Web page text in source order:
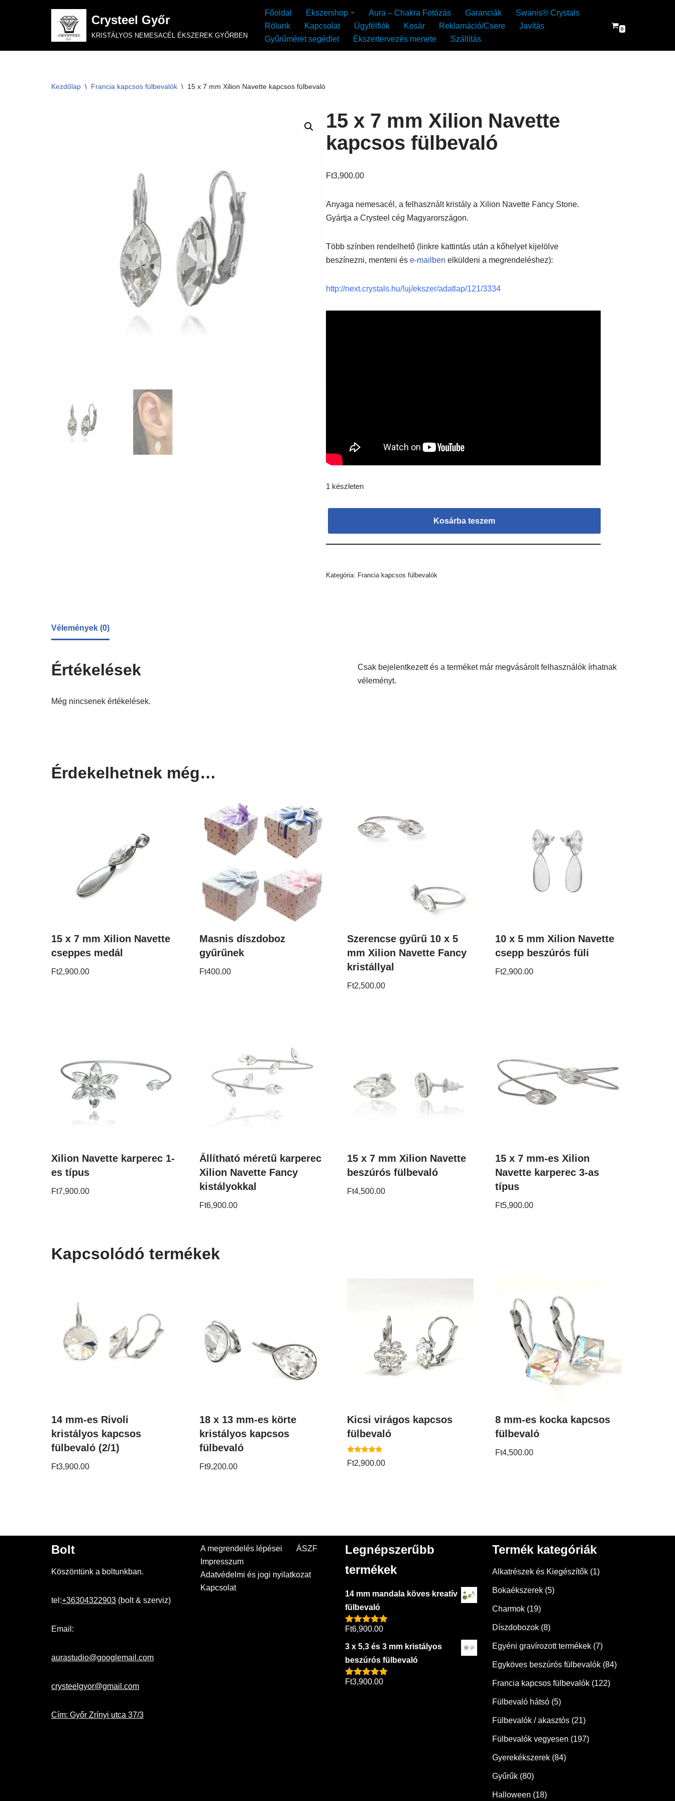
Crysteel Győr
KRISTÁLYOS NEMESACÉL ÉKSZEREK GYŐRBEN
Főoldal Ékszershop Aura – Chakra Fotózás Garanciák
Swanis® Crystals
Rólunk
Kapcsolat Ügyfélfiók Kosár Reklamáció/Csere
Javítás
Gyűrűméret segédlet
Ékszertervezés menete Szállítás
0
Kezdőlap \ Francia kapcsos fülbevalók \ 15 x 7 mm Xilion Navette kapcsos fülbevaló
15 x 7 mm Xilion Navette
kapcsos fülbevaló
Ft3,900.00
Anyaga nemesacél, a felhasznált kristály a Xilion Navette Fancy Stone.
Gyártja a Crysteel cég Magyarországon.
Több színben rendelhető (linkre kattintás után a kőhelyet kijelölve
beszínezni, menteni ése-mailbenelküldeni a megrendeléshez):
http://next.crystals.hu/!uj/ekszer/adatlap/121/3334
1 készleten
Kosárba teszem
Kategória: Francia kapcsos fülbevalók
Vélemények (0)
Értékelések
Még nincsenek értékelések.
Csak bejelentkezett és a terméket már megvásárolt felhasználók írhatnak
véleményt.
Érdekelhetnek még…
15 x 7 mm Xilion Navette
cseppes medál
Ft2,900.00
Masnis díszdoboz
gyűrűnek
Ft400.00
Szerencse gyűrű 10 x 5
mm Xilion Navette Fancy
kristállyal
Ft2,500.00
10 x 5 mm Xilion Navette
csepp beszúrós füli
Ft2,900.00
Xilion Navette karperec 1-
es típus
Ft7,900.00
Állítható méretű karperec
Xilion Navette Fancy
kistályokkal
Ft6,900.00
15 x 7 mm Xilion Navette
beszúrós fülbevaló
Ft4,500.00
15 x 7 mm-es Xilion
Navette karperec 3-as
típus
Ft5,900.00
Kapcsolódó termékek
14 mm-es Rivoli
kristályos kapcsos
fülbevaló (2/1)
Ft3,900.00
18 x 13 mm-es körte
kristályos kapcsos
fülbevaló
Ft9,200.00
Kicsi virágos kapcsos
fülbevaló
Értékelés:
5.00
Ft2,900.00
8 mm-es kocka kapcsos
fülbevaló
Ft4,500.00
Bolt
Köszöntünk a boltunkban.
tel:+36304322903 (bolt & szerviz)
Email:
aurastudio@googlemail.com
crysteelgyor@gmail.com
Cím: Győr Zrínyi utca 37/3
A megrendelés lépései
ÁSZF
Impresszum
Adatvédelmi és jogi nyilatkozat
Kapcsolat
Legnépszerűbb
termékek
14 mm mandala köves kreatív
fülbevaló
Értékelés:
Ft6,900.00
3 x 5,3 és 3 mm kristályos
beszúrós fülbevaló
Értékelés:
Ft3,900.00
Termék kategóriák
Alkatrészek és Kiegészítők (1)
Bokaékszerek (5)
Charmok (19)
Díszdobozok (8)
Egyéni gravírozott termékek (7)
Egyköves beszúrós fülbevalók (84)
Francia kapcsos fülbevalók (122)
Fülbevaló hátsó (5)
Fülbevalók / akasztós (21)
Fülbevalók vegyesen (197)
Gyerekékszerek (84)
Gyűrűk (80)
Halloween (18)